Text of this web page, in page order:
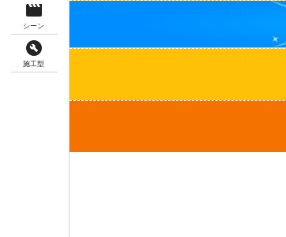
movie_creation
シーン
build_circle
施工型